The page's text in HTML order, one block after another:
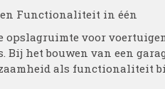
en Functionaliteit in één
voor
het bouwen van een
als functionaliteit